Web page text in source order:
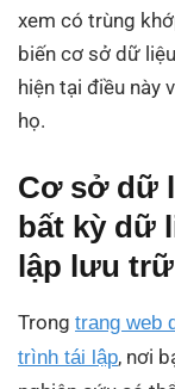
xem có trùng
biến cơ sở dữ
hiện tại điều này
họ.
Cơ sở dữ
bất kỳ dữ
lập lưu
Trong trang web
trình tái lập, nơi